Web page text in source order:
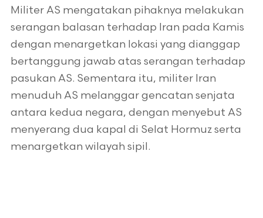
Militer AS mengatakan pihaknya melakukan
serangan balasan terhadap Iran pada Kamis
dengan menargetkan lokasi yang dianggap
bertanggung jawab atas serangan terhadap
pasukan AS. Sementara itu, militer Iran
menuduh AS melanggar gencatan senjata
antara kedua negara, dengan menyebut AS
menyerang dua kapal di Selat Hormuz serta
menargetkan wilayah sipil.